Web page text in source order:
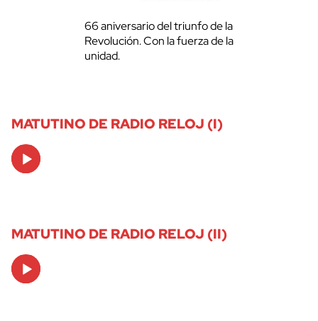
66 aniversario del triunfo de la
Revolución. Con la fuerza de la
unidad.
MATUTINO DE RADIO RELOJ (I)
Audio
Player
MATUTINO DE RADIO RELOJ (II)
Audio
Player